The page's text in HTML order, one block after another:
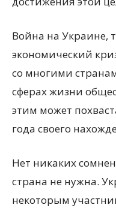
Война на Украине,
экономический
со многими
сферах жизни
этим может
года своего
Нет никаких
страна не нужна.
некоторым